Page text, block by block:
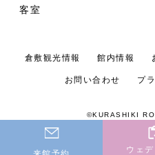
ウェ
客室
倉敷観光情報 館内情報
お問い合わせ プ
©KURASHIKI